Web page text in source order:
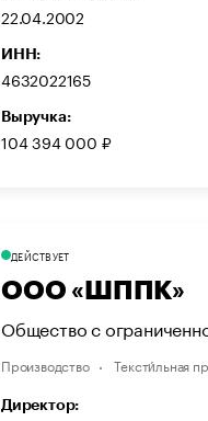
22.04.2002
ИНН:
4632022165
Выручка:
104 394 000 ₽
ДЕЙСТВУЕТ
ООО «ШППК»
Общество с
Производство Тексти́льная
Директор: